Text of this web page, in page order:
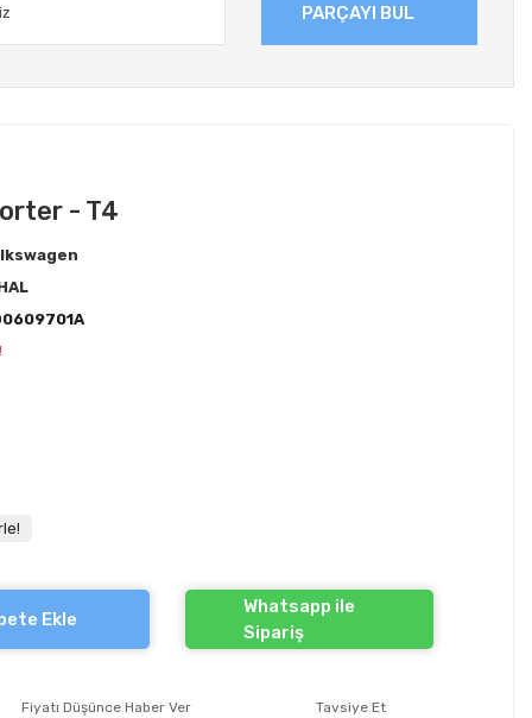
PARÇAYI BUL
- T4
Ekle
Whatsapp ile
Sipariş
Fiyatı Düşünce Haber Ver Tavsiye Et